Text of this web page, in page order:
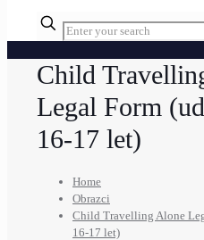
Child
Legal Form
16-17 let)
Home
Obrazci
Child Travelling Alone
16-17 let)